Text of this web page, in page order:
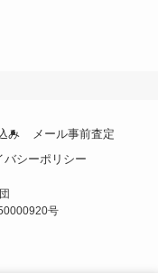
み
メール事前査定
バシーポリシー
号